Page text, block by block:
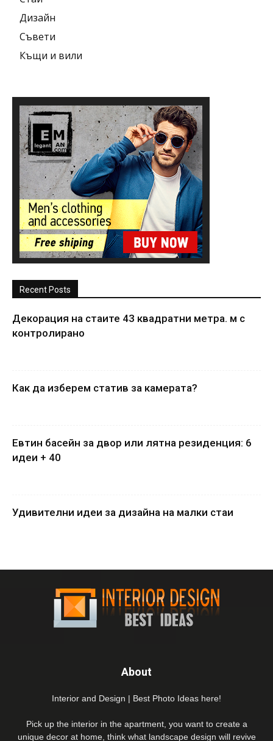
Дизайн
Съвети
Къщи и вили
Recent Posts
Декорация на стаите 43 квадратни метра. м с
контролирано
Как да изберем статив за камерата?
Евтин басейн за двор или лятна резиденция: 6
идеи + 40
Удивителни идеи за дизайна на малки стаи
About
Interior and Design | Best Photo Ideas here!
Pick up the interior in the apartment, you want to create a
unique decor at home, think what landscape design will revive